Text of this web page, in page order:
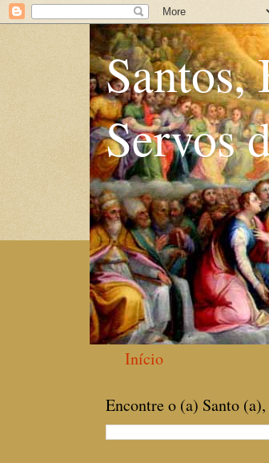
Santos,
Servos
Início
Encontre o (a) Santo